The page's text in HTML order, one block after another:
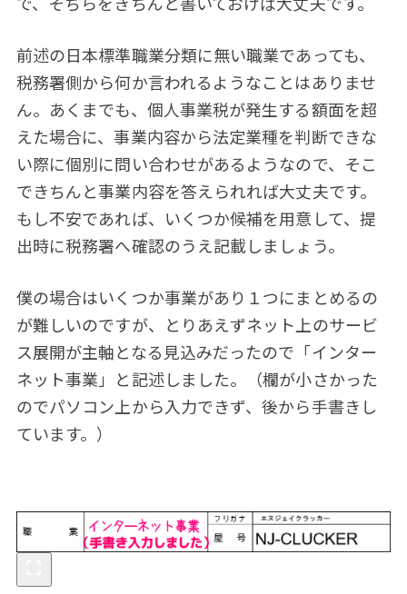
前述の日本標準職業分類に無い職業であっても、
税務署側から何か言われるようなことはありませ
ん。あくまでも、個人事業税が発生する額面を超
えた場合に、事業内容から法定業種を判断できな
い際に個別に問い合わせがあるようなので、そこ
できちんと事業内容を答えられれば大丈夫です。
もし不安であれば、いくつか候補を用意して、提
出時に税務署へ確認のうえ記載しましょう。
僕の場合はいくつか事業があり１つにまとめるの
が難しいのですが、とりあえずネット上のサービ
ス展開が主軸となる見込みだったので「インター
ネット事業」と記述しました。（欄が小さかった
のでパソコン上から入力できず、後から手書きし
ています。）